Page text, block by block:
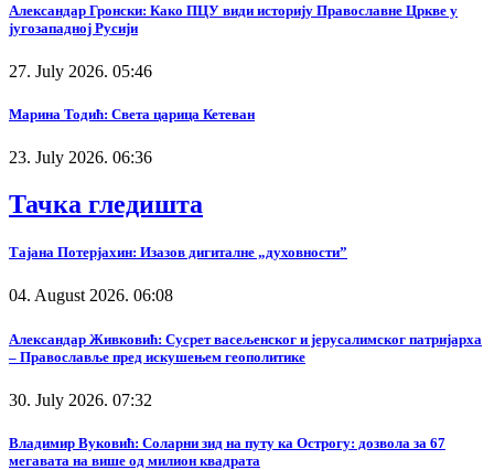
Александар Гронски: Како ПЦУ види историју Православне Цркве у
југозападној Русији
27. July 2026. 05:46
Марина Тодић: Света царица Кетеван
23. July 2026. 06:36
Тачка гледишта
Тајана Потерјахин: Изазов дигиталне „духовности”
04. August 2026. 06:08
Александар Живковић: Сусрет васељенског и јерусалимског патријарха
– Православље пред искушењем геополитике
30. July 2026. 07:32
Владимир Вуковић: Соларни зид на путу ка Острогу: дозвола за 67
мегавата на више од милион квадрата